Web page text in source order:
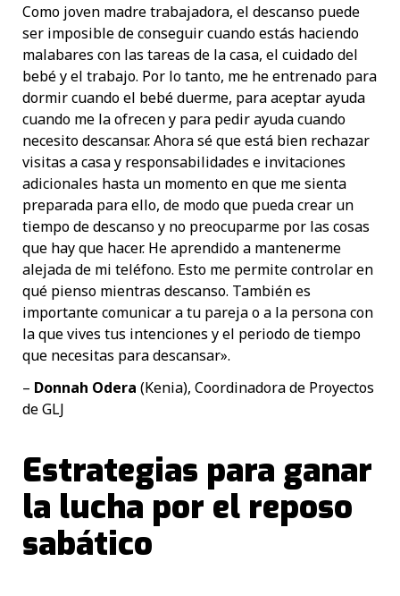
Como joven madre trabajadora, el descanso puede
ser imposible de conseguir cuando estás haciendo
malabares con las tareas de la casa, el cuidado del
bebé y el trabajo. Por lo tanto, me he entrenado para
dormir cuando el bebé duerme, para aceptar ayuda
cuando me la ofrecen y para pedir ayuda cuando
necesito descansar. Ahora sé que está bien rechazar
visitas a casa y responsabilidades e invitaciones
adicionales hasta un momento en que me sienta
preparada para ello, de modo que pueda crear un
tiempo de descanso y no preocuparme por las cosas
que hay que hacer. He aprendido a mantenerme
alejada de mi teléfono. Esto me permite controlar en
qué pienso mientras descanso. También es
importante comunicar a tu pareja o a la persona con
la que vives tus intenciones y el periodo de tiempo
que necesitas para descansar».
– Donnah Odera (Kenia), Coordinadora de Proyectos
de GLJ
Estrategias para ganar
la lucha por el reposo
sabático